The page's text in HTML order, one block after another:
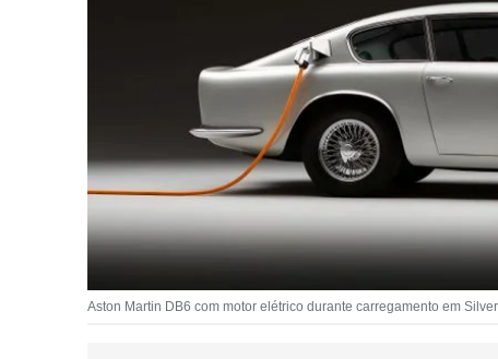
Aston Martin DB6 com motor elétrico durante carregamento em